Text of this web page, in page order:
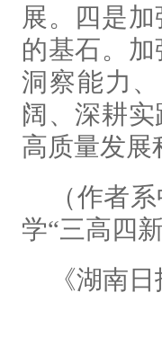
展。四是
的基石。
洞察能力
阔、深耕
高质量发展
（作者
学“三高四
《湖南